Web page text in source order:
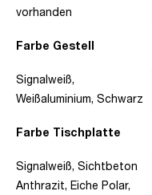
Farbe Gestell
Farbe Tischplatte
vorhanden
Signalweiß,
Weißaluminium, Schwarz
Signalweiß, Sichtbeton
Anthrazit, Eiche Polar,